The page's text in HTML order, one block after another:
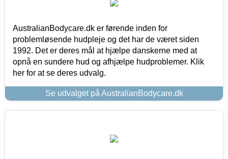
AustralianBodycare.dk er førende inden for
problemløsende hudpleje og det har de været siden
1992. Det er deres mål at hjælpe danskerne med at
opnå en sundere hud og afhjælpe hudproblemer. Klik
her for at se deres udvalg.
Se udvalget på AustralianBodycare.dk